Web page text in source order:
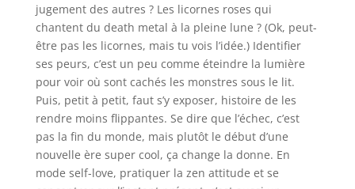
jugement des autres ? Les licornes roses qui
chantent du death metal à la pleine lune ? (Ok, peut-
être pas les licornes, mais tu vois l’idée.) Identifier
ses peurs, c’est un peu comme éteindre la lumière
pour voir où sont cachés les monstres sous le lit.
Puis, petit à petit, faut s’y exposer, histoire de les
rendre moins flippantes. Se dire que l’échec, c’est
pas la fin du monde, mais plutôt le début d’une
nouvelle ère super cool, ça change la donne. En
mode self-love, pratiquer la zen attitude et se